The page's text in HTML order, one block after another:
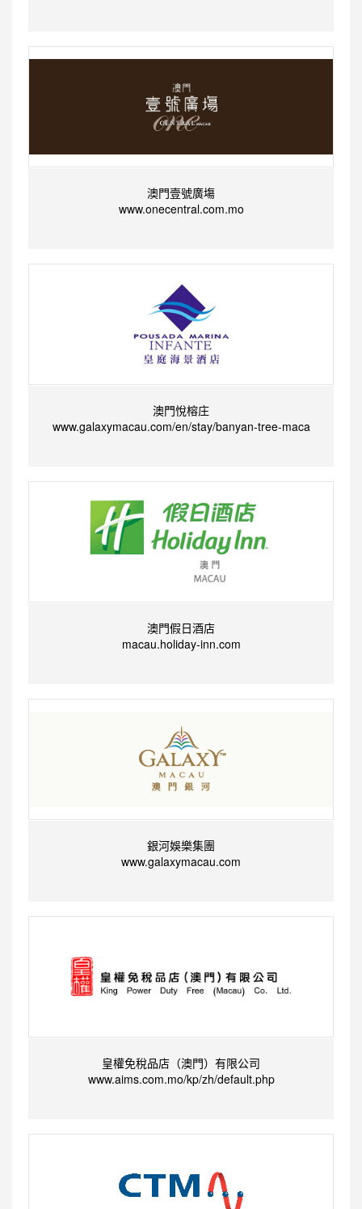
澳門壹號廣塲
www.onecentral.com.mo
澳門悅榕庄
www.galaxymacau.com/en/stay/banyan-tree-maca
澳門假日酒店
macau.holiday-inn.com
銀河娛樂集團
www.galaxymacau.com
皇權免稅品店（澳門）有限公司
www.aims.com.mo/kp/zh/default.php